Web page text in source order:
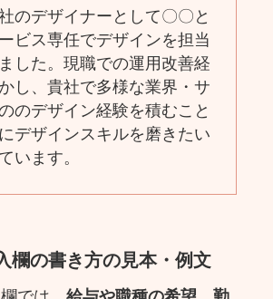
のデザイナーとして〇〇と
ビス専任でデザインを担当
した。現職での運用改善経
し、貴社で多様な業界・サ
のデザイン経験を積むこと
デザインスキルを磨きたい
います。
欄の書き方の見本・例文